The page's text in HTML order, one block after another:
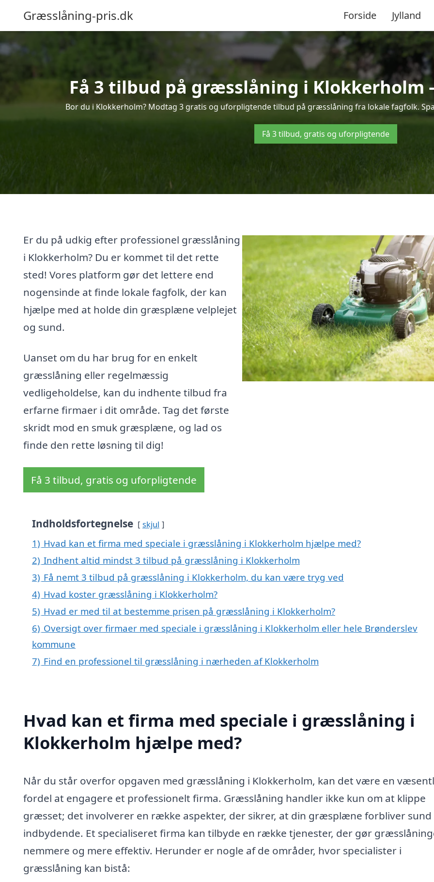
Græsslåning-pris.dk Forside Jylland
Få 3 tilbud på græsslåning i
Bor du i Klokkerholm? Modtag 3 gratis og uforpligtende tilbud på græsslåning fra lokale fagfolk.
Få 3 tilbud, gratis og uforpligtende
Er du på udkig efter professionel græsslåning
i Klokkerholm? Du er kommet til det rette
sted! Vores platform gør det lettere end
nogensinde at finde lokale fagfolk, der kan
hjælpe med at holde din græsplæne velplejet
og sund.
Uanset om du har brug for en enkelt
græsslåning eller regelmæssig
vedligeholdelse, kan du indhente tilbud fra
erfarne firmaer i dit område. Tag det første
skridt mod en smuk græsplæne, og lad os
finde den rette løsning til dig!
Få 3 tilbud, gratis og uforpligtende
Indholdsfortegnelse skjul
1) Hvad kan et firma med speciale i græsslåning i Klokkerholm hjælpe med?
2) Indhent altid mindst 3 tilbud på græsslåning i Klokkerholm
3) Få nemt 3 tilbud på græsslåning i Klokkerholm, du kan være tryg ved
4) Hvad koster græsslåning i Klokkerholm?
5) Hvad er med til at bestemme prisen på græsslåning i Klokkerholm?
6) Oversigt over firmaer med speciale i græsslåning i Klokkerholm eller hele Brønderslev
kommune
7) Find en professionel til græsslåning i nærheden af Klokkerholm
Hvad kan et firma med speciale i græsslåning i
Klokkerholm hjælpe med?
Når du står overfor opgaven med græsslåning i Klokkerholm, kan det være en
fordel at engagere et professionelt firma. Græsslåning handler ikke kun om at klippe
græsset; det involverer en række aspekter, der sikrer, at din græsplæne forbliver sund
indbydende. Et specialiseret firma kan tilbyde en række tjenester, der gør
nemmere og mere effektiv. Herunder er nogle af de områder, hvor specialister i
græsslåning kan bistå: